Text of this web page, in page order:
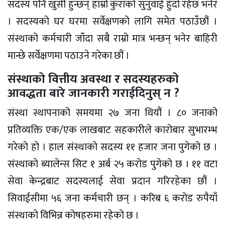
सदस्य पनि खुसी हुन्छन् हाम्रो कुराको सुनुवाई हुँदो रहेछ भनेर
। सदस्यको घर घरमा सर्वेक्षणको लागि समेत पठाउँछौं ।
संस्थाको कर्मचारी जाँदा सबै राम्रो मात्र भन्छन् भनेर बाहिरी
मान्छे सर्वेक्षणमा पठाउने गरेका छौं ।
संस्थाको वित्तीय अवस्था र सदस्यहरुको
आवद्धता बारे जानकारी गराईदिनुस् न ?
संस्था स्थापनाको समयमा २७ जना थियौं । ८० जनाको
प्रतिव्यक्ति एक/एक लाखबाट सहकारीले कारोबार सुभारम्भ
गरेको हो । हाल संस्थाको सदस्य ११ हजार जना पुगेको छ ।
संस्थाको ब्यालेन्स सिट १ अर्ब २५ करोड पुगेको छ । ११ वटा
सेवा केन्द्रबाट सदस्यलाई सेवा प्रदान गरिरहेका छौं ।
सिवाईसीमा ५६ जना कर्मचारी छन् । करिब ६ करोड रुपैयाँ
संस्थाको विभिन्न कोषहरुमा रहेको छ ।